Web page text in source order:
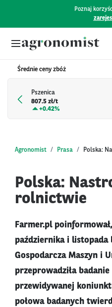
Poznaj
Średnie ceny zbóż
Pszenica
807.5 zł/t
+0.42%
Agronomist Prasa Polska:
Polska:
rolnictwie
Farmer.pl
października i listopada
Gospodarcza Maszyn i
przeprowadziła
przewidywanej
połowa badanych